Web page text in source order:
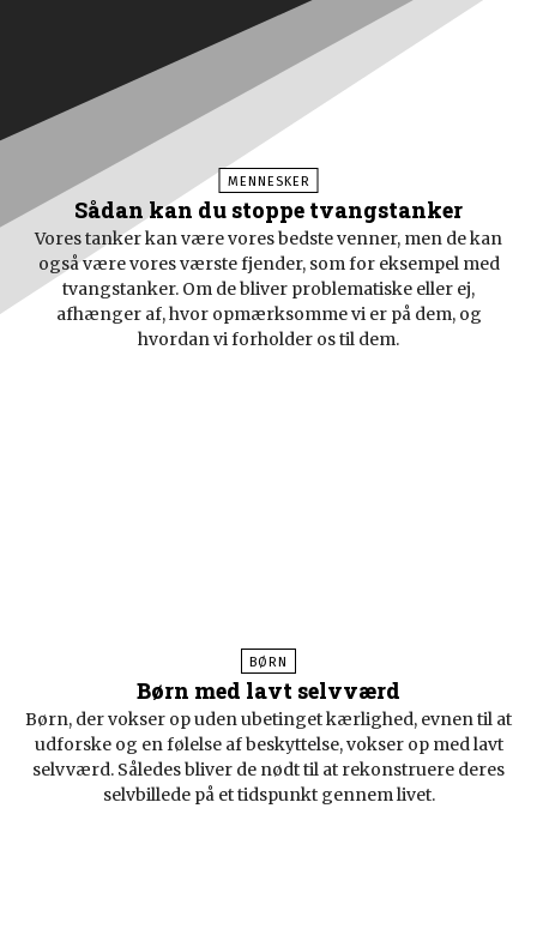
MENNESKER
Sådan kan du stoppe tvangstanker
Vores tanker kan være vores bedste venner, men de kan
også være vores værste fjender, som for eksempel med
tvangstanker. Om de bliver problematiske eller ej,
afhænger af, hvor opmærksomme vi er på dem, og
hvordan vi forholder os til dem.
BØRN
Børn med lavt selvværd
Børn, der vokser op uden ubetinget kærlighed, evnen til at
udforske og en følelse af beskyttelse, vokser op med lavt
selvværd. Således bliver de nødt til at rekonstruere deres
selvbillede på et tidspunkt gennem livet.